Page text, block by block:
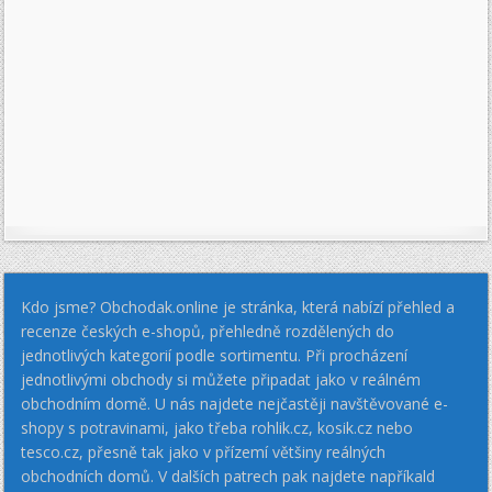
Kdo jsme? Obchodak.online je stránka, která nabízí přehled a
recenze českých e-shopů, přehledně rozdělených do
jednotlivých kategorií podle sortimentu. Při procházení
jednotlivými obchody si můžete připadat jako v reálném
obchodním domě. U nás najdete nejčastěji navštěvované e-
shopy s potravinami, jako třeba rohlik.cz, kosik.cz nebo
tesco.cz, přesně tak jako v přízemí většiny reálných
obchodních domů. V dalších patrech pak najdete napříkald